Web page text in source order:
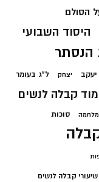
הסולם
היסוד השבועי
יעקב יצחק ל"ג בעומר
קבלה לנשים
מלחמה סוכות
שיעורי קבלה לנשים